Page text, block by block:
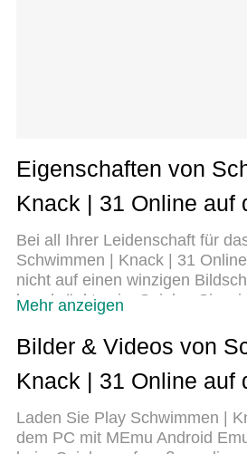
Eigenschaften von
Knack | 31 Online auf
Bei all Ihrer Leidenschaft für
Schwimmen | Knack | 31
nicht auf einen winzigen
beschränkt sein. Spielen Sie
übernehmen Sie die volle
mit Tastatur und Maus. MEmu
Dinge, die Sie erwarten. Laden
Knack | 31 Online herunter und
ohne Grenzwerte für Akku,
störende Anrufe. Das
Mehr anzeigen
Bilder & Videos von
Knack | 31 Online auf
Laden Sie Play Schwimmen |
dem PC mit MEmu Android